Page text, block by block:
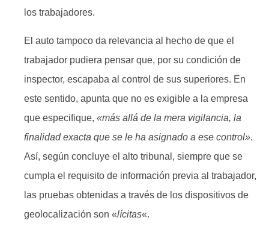
los trabajadores.
El auto tampoco da relevancia al hecho de que el
trabajador pudiera pensar que, por su condición de
inspector, escapaba al control de sus superiores. En
este sentido, apunta que no es exigible a la empresa
que especifique, «más allá de la mera vigilancia, la
finalidad exacta que se le ha asignado a ese control».
Así, según concluye el alto tribunal, siempre que se
cumpla el requisito de información previa al trabajador,
las pruebas obtenidas a través de los dispositivos de
geolocalización son «lícitas«.